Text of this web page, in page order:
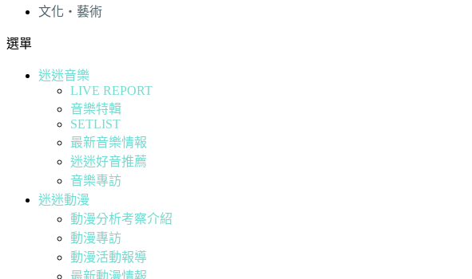
文化・藝術
選單
迷迷音樂
LIVE REPORT
音樂特輯
SETLIST
最新音樂情報
迷迷好音推薦
音樂專訪
迷迷動漫
動漫分析考察介紹
動漫專訪
動漫活動報導
最新動漫情報